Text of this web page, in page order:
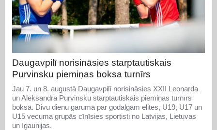
Daugavpilī norisināsies starptautiskais
Purvinsku piemiņas boksa turnīrs
Jau 7. un 8. augustā Daugavpilī norisināsies XXII Leonarda
un Aleksandra Purvinsku starptautiskais piemiņas turnīrs
boksā. Divu dienu garumā par godalgām elites, U19, U17 un
U15 vecuma grupās cīnīsies sportisti no Latvijas, Lietuvas
un Igaunijas.